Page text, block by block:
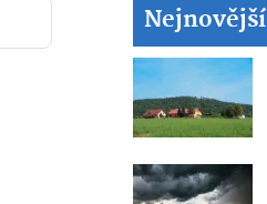
Nejnovější